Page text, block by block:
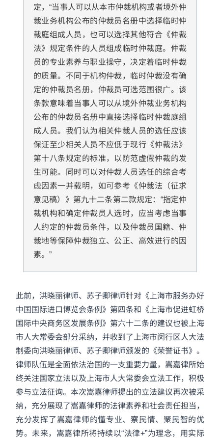
定，“当事人可以从本市仲裁机构或者境外仲
裁业务机构公布的仲裁员名册中选择临时仲
裁庭组成人员，也可以选择其他符合《仲裁
法》规定条件的人员组成临时仲裁庭。仲裁
员的专业素养与职业操守，决定着临时仲裁
的质量。不同于机构仲裁，临时仲裁没有确
定的仲裁员名册，仲裁员可选范围很广。该
条款意味着当事人可以从境外仲裁业务机构
公布的仲裁员名册中直接选择临时仲裁庭组
成人员。我们认为相关仲裁人员的选任应该
保证至少相关人员不应低于现行《仲裁法》
第十八条规定的标准，以防范虚假仲裁的发
生可能。同时可以对仲裁人员选任的综合考
虑因素一并载明，如可参考《仲裁法（征求
意见稿）》第九十二条第二款规定：“指定仲
裁机构和确定仲裁员人选时，应当考虑当事
人约定的仲裁员条件，以及仲裁员国籍、仲
裁地等保障仲裁独立、公正、高效进行的因
素。”
此前，洪晓丽律师、苏子卿律师针对《上海市服务办好
中国国际进口博览会条例》第四条和《上海市促进虹桥
国际中央商务区发展条例》第六十二条的建议也被上海
市人大常委会部分采纳，并收到了上海市闵行区人大法
制委向洪晓丽律师、苏子卿律师颁发的《荣誉证书》。
律师队伍是全面依法治国的一支重要力量，嵩嘉律所始
终关注国家立法以及上海市人大常委会立法工作，积极
参与立法征询。本次嵩嘉律师提出的立法建议再次被采
纳，充分展现了嵩嘉律师的法律素养和社会责任担当，
充分发挥了嵩嘉律师的懂专业、察民情、聚民智的优
势。未来，嵩嘉律所将持续以“法律+”为理念，用实际